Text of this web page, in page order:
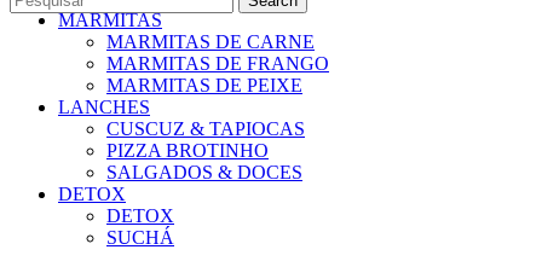
MARMITAS
MARMITAS DE CARNE
MARMITAS DE FRANGO
MARMITAS DE PEIXE
LANCHES
CUSCUZ & TAPIOCAS
PIZZA BROTINHO
SALGADOS & DOCES
DETOX
DETOX
SUCHÁ